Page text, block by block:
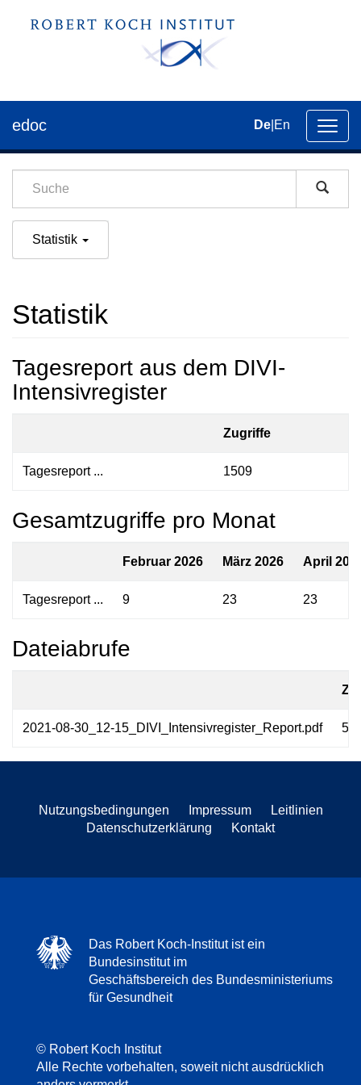
der
edoc De En
Statistik
Statistik
Tagesreport aus dem DIVI-
Intensivregister
Zugriffe
Tagesreport ... 1509
Gesamtzugriffe pro Monat
Februar 2026 März 2026 April
Tagesreport ... 9 23 23
Dateiabrufe
2021-08-30_12-15_DIVI_Intensivregister_Report.pdf
Nutzungsbedingungen Impressum
Leitlinien
Datenschutzerklärung
Kontakt
Das Robert Koch-Institut ist ein
Bundesinstitut im
Geschäftsbereich des Bundesministeriums
für Gesundheit
© Robert Koch Institut
Alle Rechte vorbehalten, soweit nicht ausdrücklich